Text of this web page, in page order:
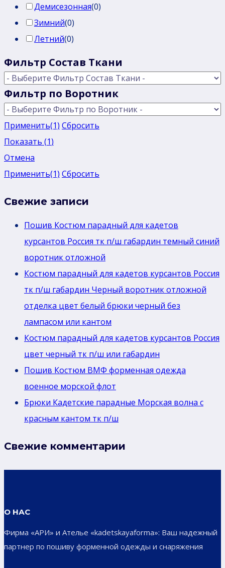
Демисезонная(0)
Зимний(0)
Летний(0)
Фильтр Состав Ткани
Фильтр по Воротник
Применить(1) Сбросить
Показать (1)
Отмена
Применить(1) Сбросить
Свежие записи
Пошив Костюм парадный для кадетов
курсантов Россия тк п/ш габардин темный синий
воротник отложной
Костюм парадный для кадетов курсантов Россия
тк п/ш габардин Черный воротник отложной
отделка цвет белый брюки черный без
лaмпасом или кантом
Костюм парадный для кадетов курсантов Россия
цвет черный тк п/ш или габардин
Пошив Костюм ВМФ форменная одежда
военное морской флот
Брюки Кадетские парадные Морская волна с
красным кантом тк п/ш
Свежие комментарии
О НАС
Фирма «АРИ» и Ателье «kadetskayaforma»: Ваш надежный
партнер по пошиву форменной одежды и снаряжения